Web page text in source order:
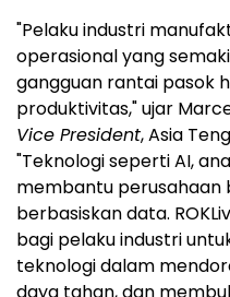
"Pelaku industri
operasional yang
gangguan rantai pasok
produktivitas," ujar
Vice President, Asia
"Teknologi seperti AI,
membantu perusahaan
berbasiskan data.
bagi pelaku industri
teknologi dalam
daya tahan, dan